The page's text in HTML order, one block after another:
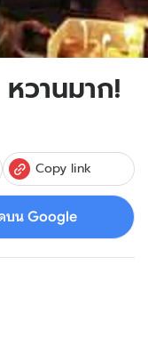
วานมาก!
Copy link
บน Google